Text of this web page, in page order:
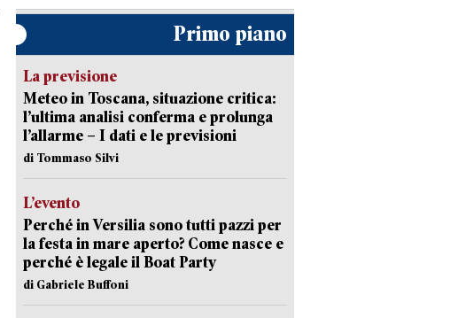
Primo piano
La previsione
Meteo in Toscana, situazione critica:
l’ultima analisi conferma e prolunga
l’allarme – I dati e le previsioni
di Tommaso Silvi
L’evento
Perché in Versilia sono tutti pazzi per
la festa in mare aperto? Come nasce e
perché è legale il Boat Party
di Gabriele Buffoni